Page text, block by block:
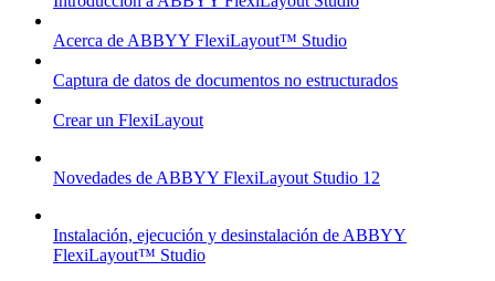
Acerca de ABBYY FlexiLayout™ Studio
Captura de datos de documentos no estructurados
Crear un FlexiLayout
Novedades de ABBYY FlexiLayout Studio 12
Instalación, ejecución y desinstalación de ABBYY
FlexiLayout™ Studio